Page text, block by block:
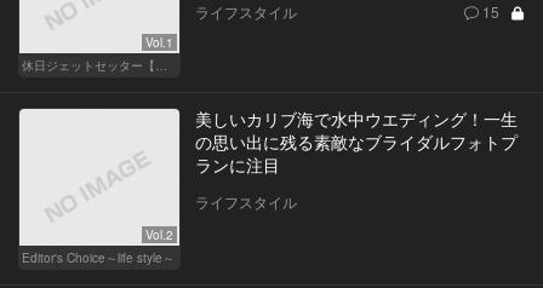
Vol.1
休日ジェットセッター【厳選スポット編】
ライフスタイル 15
Vol.2
Editor's Choice～life style～
美しいカリブ海で水中ウエディング！一生
の思い出に残る素敵なブライダルフォトプ
ランに注目
ライフスタイル